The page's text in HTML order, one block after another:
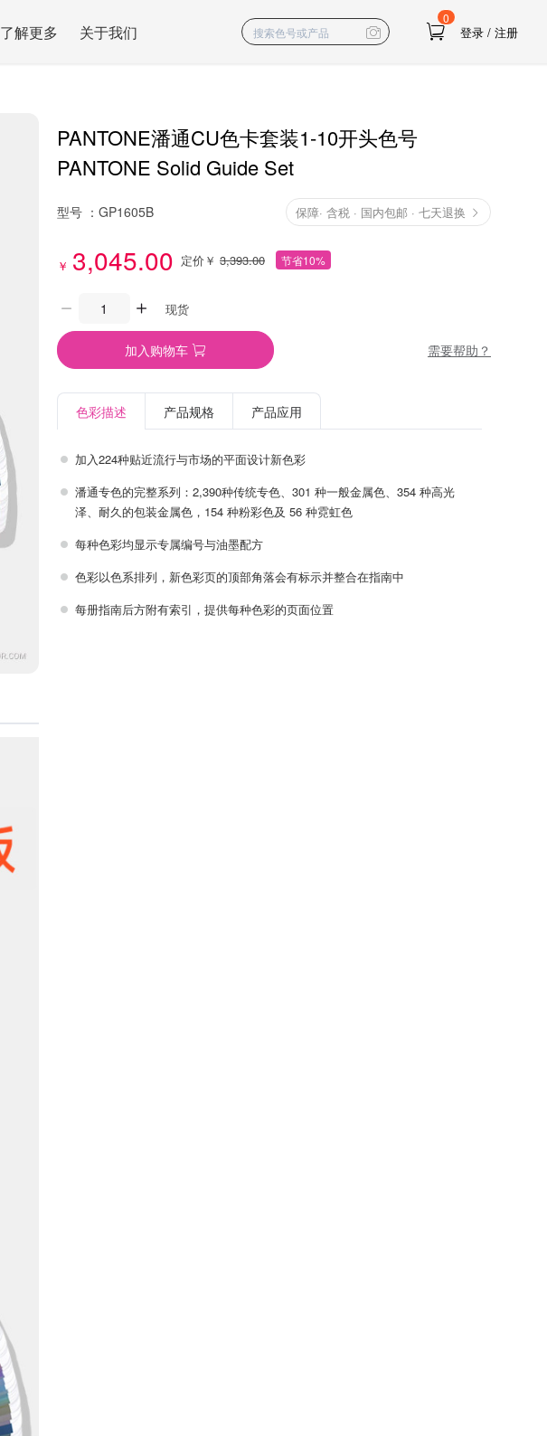
了解更多 关于我们
0
登录 / 注册
PANTONE潘通CU色卡套装1-10开头色号
PANTONE Solid Guide Set
型号 ： GP1605B 保障· 含税 · 国内包邮 · 七天退换
￥ 3,045.00 定价￥ 3,393.00 节省10%
现货
加入购物车 需要帮助？
色彩描述 产品规格 产品应用
加入224种贴近流行与市场的平面设计新色彩
潘通专色的完整系列：2,390种传统专色、301 种一般金属色、354 种高光
泽、耐久的包装金属色，154 种粉彩色及 56 种霓虹色
每种色彩均显示专属编号与油墨配方
色彩以色系排列，新色彩页的顶部角落会有标示并整合在指南中
每册指南后方附有索引，提供每种色彩的页面位置